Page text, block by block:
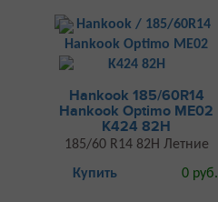
Hankook 185/60R14
Hankook Optimo ME02
K424 82H
185/60 R14 82H Летние
Купить
0 руб.